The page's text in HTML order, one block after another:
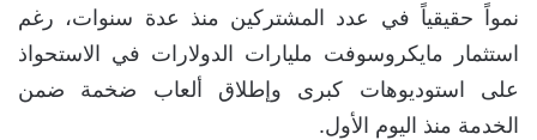
نمواً حقيقياً في عدد المشتركين منذ عدة سنوات، رغم
استثمار مايكروسوفت مليارات الدولارات في الاستحواذ
على استوديوهات كبرى وإطلاق ألعاب ضخمة ضمن
الخدمة منذ اليوم الأول.